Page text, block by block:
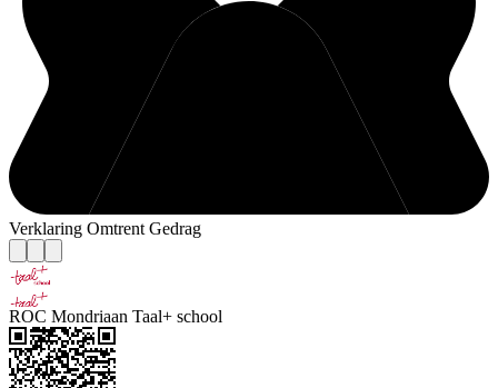
Verklaring Omtrent Gedrag
ROC Mondriaan Taal+ school